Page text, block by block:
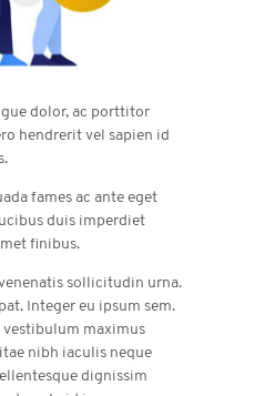
dolor, ac porttitor
hendrerit vel sapien id
fames ac ante eget
duis imperdiet
finibus.
sollicitudin urna.
Integer eu ipsum sem.
maximus
nibh iaculis neque
dignissim